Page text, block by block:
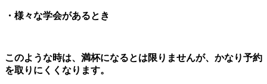
・様々な学会があるとき
このような時は、満杯になるとは限りませんが、かなり予約
を取りにくくなります。